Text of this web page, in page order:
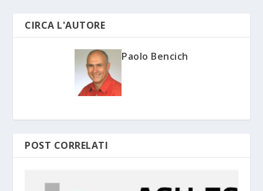
CIRCA L'AUTORE
Paolo Bencich
POST CORRELATI